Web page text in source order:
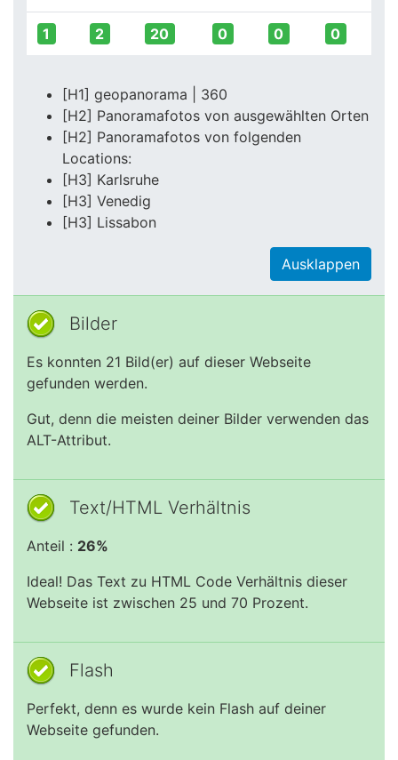
1 2 20 0 0 0
[H1] geopanorama | 360
[H2] Panoramafotos von ausgewählten Orten
[H2] Panoramafotos von folgenden
Locations:
[H3] Karlsruhe
[H3] Venedig
[H3] Lissabon
Ausklappen
Bilder
Es konnten 21 Bild(er) auf dieser Webseite
gefunden werden.
Gut, denn die meisten deiner Bilder verwenden das
ALT-Attribut.
Text/HTML Verhältnis
Anteil : 26%
Ideal! Das Text zu HTML Code Verhältnis dieser
Webseite ist zwischen 25 und 70 Prozent.
Flash
Perfekt, denn es wurde kein Flash auf deiner
Webseite gefunden.